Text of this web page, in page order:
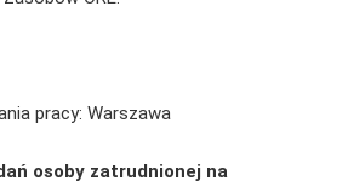
pracy: Warszawa
osoby zatrudnionej na